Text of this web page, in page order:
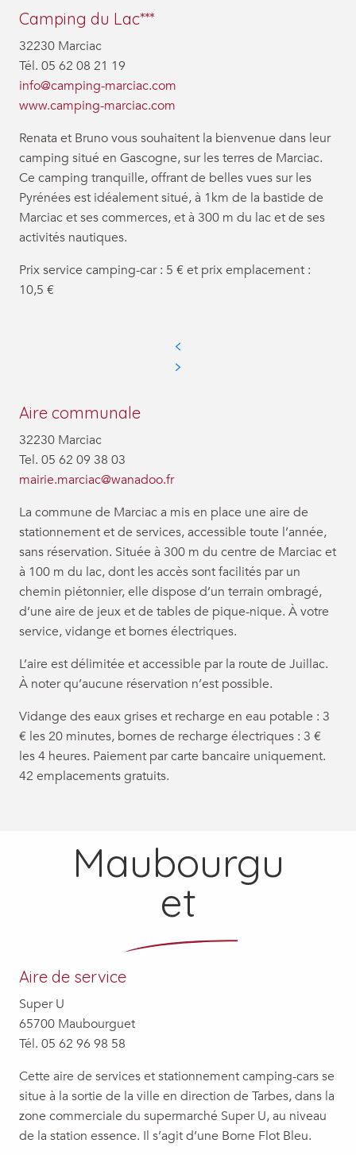
Camping du Lac***
32230 Marciac
Tél. 05 62 08 21 19
info@camping-marciac.com
www.camping-marciac.com
Renata et Bruno vous souhaitent la bienvenue dans leur
camping situé en Gascogne, sur les terres de Marciac.
Ce camping tranquille, offrant de belles vues sur les
Pyrénées est idéalement situé, à 1km de la bastide de
Marciac et ses commerces, et à 300 m du lac et de ses
activités nautiques.
Prix service camping-car : 5 € et prix emplacement :
10,5 €
Aire communale
32230 Marciac
Tel. 05 62 09 38 03
mairie.marciac@wanadoo.fr
La commune de Marciac a mis en place une aire de
stationnement et de services, accessible toute l’année,
sans réservation. Située à 300 m du centre de Marciac et
à 100 m du lac, dont les accès sont facilités par un
chemin piétonnier, elle dispose d’un terrain ombragé,
d’une aire de jeux et de tables de pique-nique. À votre
service, vidange et bornes électriques.
L’aire est délimitée et accessible par la route de Juillac.
À noter qu’aucune réservation n’est possible.
Vidange des eaux grises et recharge en eau potable : 3
€ les 20 minutes, bornes de recharge électriques : 3 €
les 4 heures. Paiement par carte bancaire uniquement.
42 emplacements gratuits.
Maubourgu
et
Aire de service
Super U
65700 Maubourguet
Tél. 05 62 96 98 58
Cette aire de services et stationnement camping-cars se
situe à la sortie de la ville en direction de Tarbes, dans la
zone commerciale du supermarché Super U, au niveau
de la station essence. Il s’agit d’une Borne Flot Bleu.